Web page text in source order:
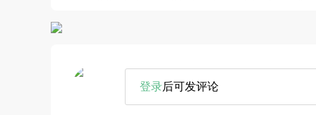
登录后可发评论